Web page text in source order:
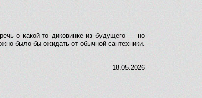
о какой-то диковинке из будущего — но
было бы ожидать от обычной сантехники.
18.05.2026